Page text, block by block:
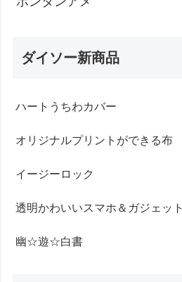
ダイソー新商品
ハートうちわカバー
オリジナルプリントができる布
イージーロック
透明かわいいスマホ＆ガジェット
幽☆遊☆白書